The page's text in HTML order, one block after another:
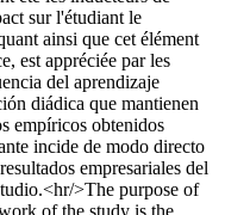
sur l'étudiant le
ainsi que cet élément
est appréciée par les
del aprendizaje
diádica que mantienen
empíricos obtenidos
incide de modo directo
empresariales del
>The purpose of
of the study is the